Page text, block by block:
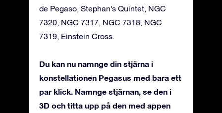
de Pegaso, Stephan’s Quintet, NGC
7320, NGC 7317, NGC 7318, NGC
7319, Einstein Cross.
Du kan nu namnge din stjärna i
konstellationen Pegasus med bara ett
par klick. Namnge stjärnan, se den i
3D och titta upp på den med appen